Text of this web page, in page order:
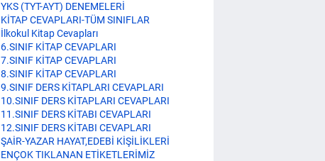
YKS (TYT-AYT) DENEMELERİ
KİTAP CEVAPLARI-TÜM SINIFLAR
İlkokul Kitap Cevapları
6.SINIF KİTAP CEVAPLARI
7.SINIF KİTAP CEVAPLARI
8.SINIF KİTAP CEVAPLARI
9.SINIF DERS KİTAPLARI CEVAPLARI
10.SINIF DERS KİTAPLARI CEVAPLARI
11.SINIF DERS KİTABI CEVAPLARI
12.SINIF DERS KİTABI CEVAPLARI
ŞAİR-YAZAR HAYAT,EDEBİ KİŞİLİKLERİ
ENÇOK TIKLANAN ETİKETLERİMİZ